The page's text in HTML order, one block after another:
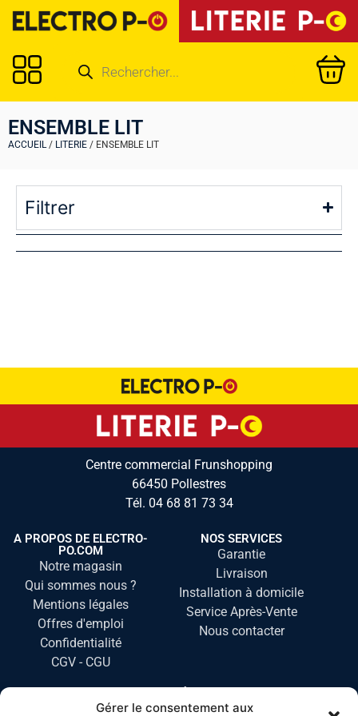
Gérer le consentement aux
ENSEMBLE LIT
ACCUEIL / LITERIE / ENSEMBLE LIT
Filtrer
Centre commercial Frunshopping
66450 Pollestres
Tél. 04 68 81 73 34
A PROPOS DE ELECTRO-
PO.COM
Notre magasin
Qui sommes nous ?
Mentions légales
Offres d'emploi
Confidentialité
CGV - CGU
NOS SERVICES
Garantie
Livraison
Installation à domicile
Service Après-Vente
Nous contacter